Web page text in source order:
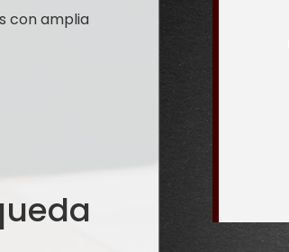
con amplia